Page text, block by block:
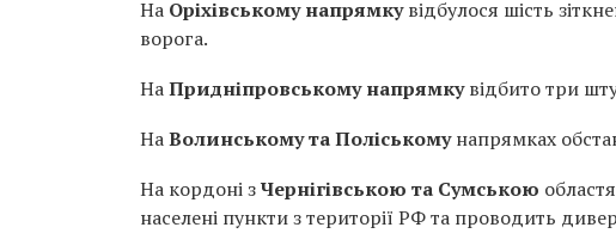
На Оріхівському напрямкувідбулося шість
ворога.
НаПридніпровському напрямкувідбито три
НаВолинському та Поліськомунапрямках
На кордоні зЧернігівською та Сумською
населені пункти з території РФ та проводить